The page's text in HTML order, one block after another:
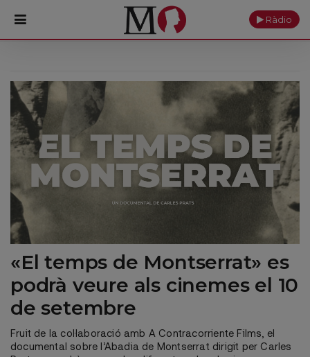
Monestir
Cultura
Actualitat
Ofrenes
Reserves
Ràdio
«El temps de Montserrat» es
podrà veure als cinemes el 10
de setembre
Fruit de la col·laboració amb A Contracorriente Films, el
documental sobre l’Abadia de Montserrat dirigit per Carles